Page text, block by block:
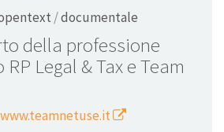
/documentale
della professione
Legal & Tax e Team